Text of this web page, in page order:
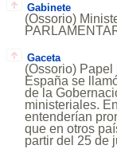
Gabinete
(Ossorio)
Gaceta
(Ossorio)
España se
de la
ministeriales.
entenderían
que en otros
partir del 25 de